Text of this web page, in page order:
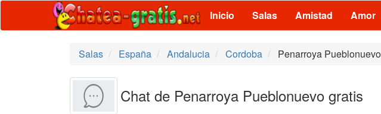
Inicio Salas Amistad Amor
Salas España Andalucia Cordoba Penarroya Pueblonuevo
Chat de Penarroya Pueblonuevo gratis